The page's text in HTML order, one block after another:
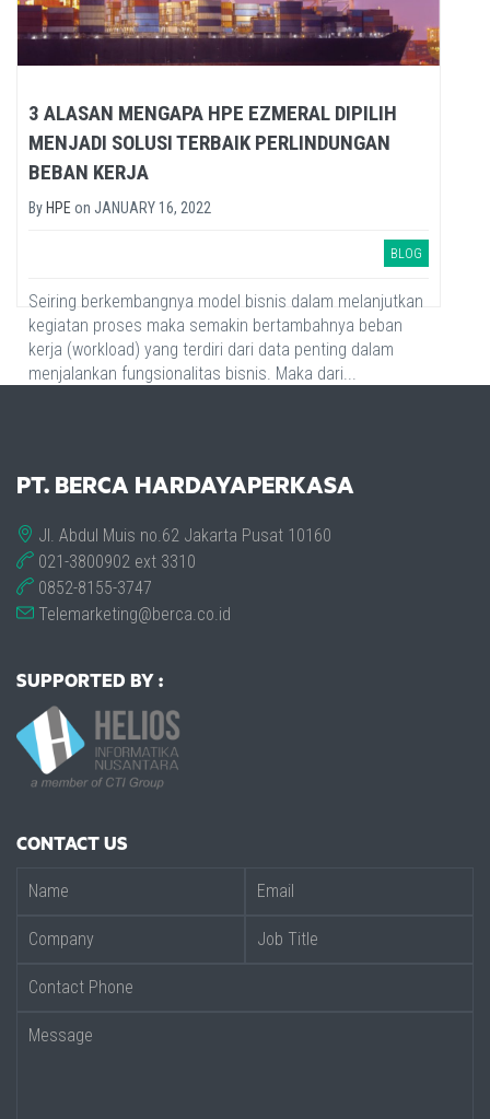
3 ALASAN MENGAPA HPE EZMERAL DIPILIH
MENJADI SOLUSI TERBAIK PERLINDUNGAN
BEBAN KERJA
By HPE on JANUARY 16, 2022
BLOG
Seiring berkembangnya model bisnis dalam melanjutkan
kegiatan proses maka semakin bertambahnya beban
kerja (workload) yang terdiri dari data penting dalam
menjalankan fungsionalitas bisnis. Maka dari...
PT. BERCA HARDAYAPERKASA
Jl. Abdul Muis no.62 Jakarta Pusat 10160
021-3800902 ext 3310
0852-8155-3747
Telemarketing@berca.co.id
SUPPORTED BY :
CONTACT US